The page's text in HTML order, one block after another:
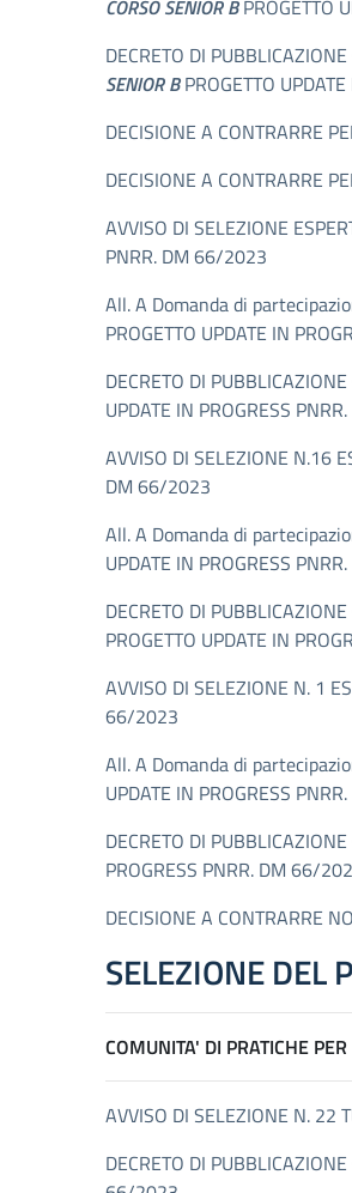
CORSO SENIOR BPROGETTO
DECRETO DI
SENIOR BPROGETTO
DECISIONE A CONTRARRE
DECISIONE A CONTRARRE
AVVISO DI SELEZIONE
PNRR. DM 66/2023
All. A Domanda di
PROGETTO UPDATE IN
DECRETO DI
UPDATE IN PROGRESS
AVVISO DI SELEZIONE N.16
DM 66/2023
All. A Domanda di
UPDATE IN PROGRESS
DECRETO DI
PROGETTO UPDATE IN
AVVISO DI SELEZIONE N. 1
66/2023
All. A Domanda di
UPDATE IN PROGRESS
DECRETO DI
PROGRESS PNRR. DM 66/
DECISIONE A CONTRARRE
SELEZIONE DEL
COMUNITA' DI PRATICHE
AVVISO DI SELEZIONE N. 22
DECRETO DI